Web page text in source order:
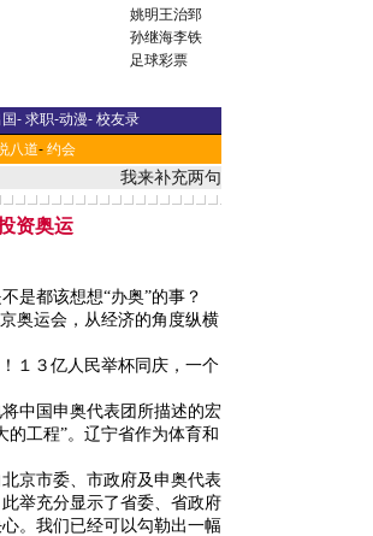
姚明王治郅
孙继海李铁
足球彩票
- 求职-动漫- 校友录
八道- 约会
我来补充两句
资奥运
都该想想“办奥”的事？
奥运会，从经济的角度纵横
１３亿人民举杯同庆，一个
中国申奥代表团所描述的宏
工程”。辽宁省作为体育和
京市委、市政府及申奥代表
举充分显示了省委、省政府
。我们已经可以勾勒出一幅